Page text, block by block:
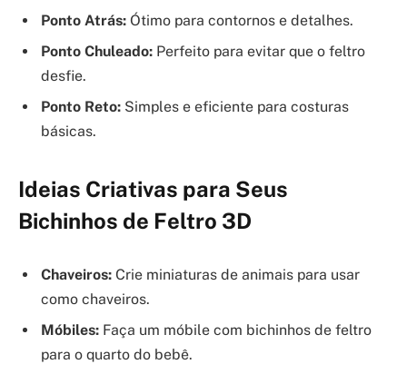
Ponto Atrás: Ótimo para contornos e detalhes.
Ponto Chuleado: Perfeito para evitar que o feltro
desfie.
Ponto Reto: Simples e eficiente para costuras
básicas.
Ideias Criativas para Seus
Bichinhos de Feltro 3D
Chaveiros: Crie miniaturas de animais para usar
como chaveiros.
Móbiles: Faça um móbile com bichinhos de feltro
para o quarto do bebê.